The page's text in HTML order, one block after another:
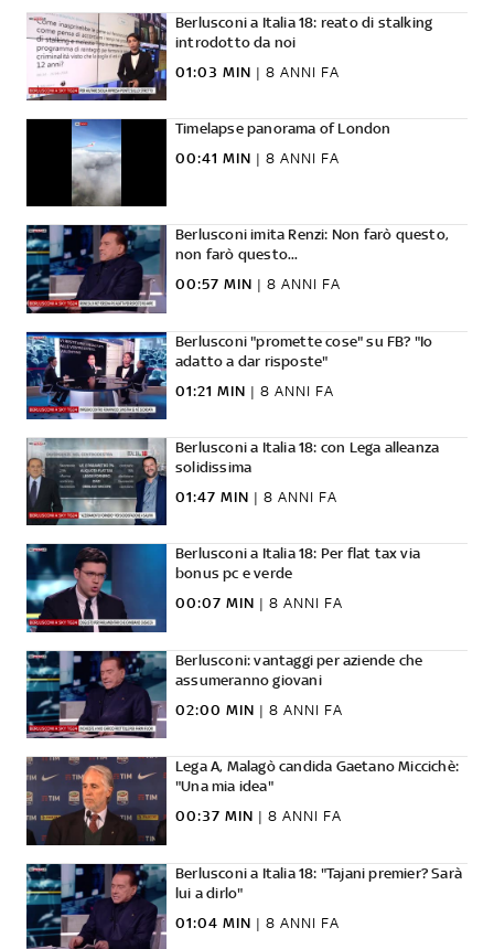
Berlusconi a Italia 18: reato di stalking
introdotto da noi
01:03 MIN | 8 ANNI FA
Timelapse panorama of London
00:41 MIN | 8 ANNI FA
Berlusconi imita Renzi: Non farò questo,
non farò questo...
00:57 MIN | 8 ANNI FA
Berlusconi "promette cose" su FB? "Io
adatto a dar risposte"
01:21 MIN | 8 ANNI FA
Berlusconi a Italia 18: con Lega alleanza
solidissima
01:47 MIN | 8 ANNI FA
Berlusconi a Italia 18: Per flat tax via
bonus pc e verde
00:07 MIN | 8 ANNI FA
Berlusconi: vantaggi per aziende che
assumeranno giovani
02:00 MIN | 8 ANNI FA
Lega A, Malagò candida Gaetano Miccichè:
"Una mia idea"
00:37 MIN | 8 ANNI FA
Berlusconi a Italia 18: "Tajani premier? Sarà
lui a dirlo"
01:04 MIN | 8 ANNI FA